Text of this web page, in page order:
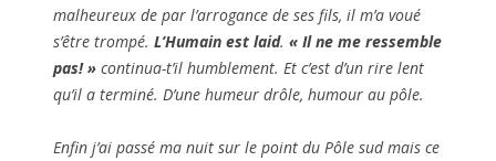
malheureux de par l’arrogance de ses fils, il m’a voué
s’être trompé. L’Humain est laid. « Il ne me ressemble
pas! » continua-t’il humblement. Et c’est d’un rire lent
qu’il a terminé. D’une humeur drôle, humour au pôle.
Enfin j’ai passé ma nuit sur le point du Pôle sud mais ce